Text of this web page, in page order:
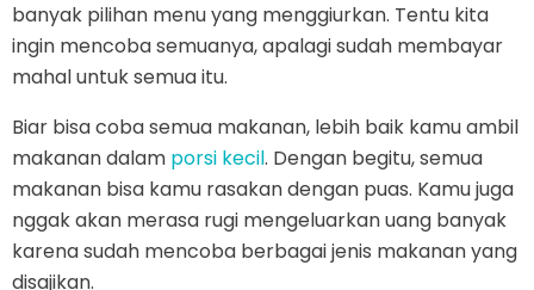
banyak pilihan menu yang menggiurkan. Tentu kita
ingin mencoba semuanya, apalagi sudah membayar
mahal untuk semua itu.
Biar bisa coba semua makanan, lebih baik kamu ambil
makanan dalam porsi kecil. Dengan begitu, semua
makanan bisa kamu rasakan dengan puas. Kamu juga
nggak akan merasa rugi mengeluarkan uang banyak
karena sudah mencoba berbagai jenis makanan yang
disajikan.